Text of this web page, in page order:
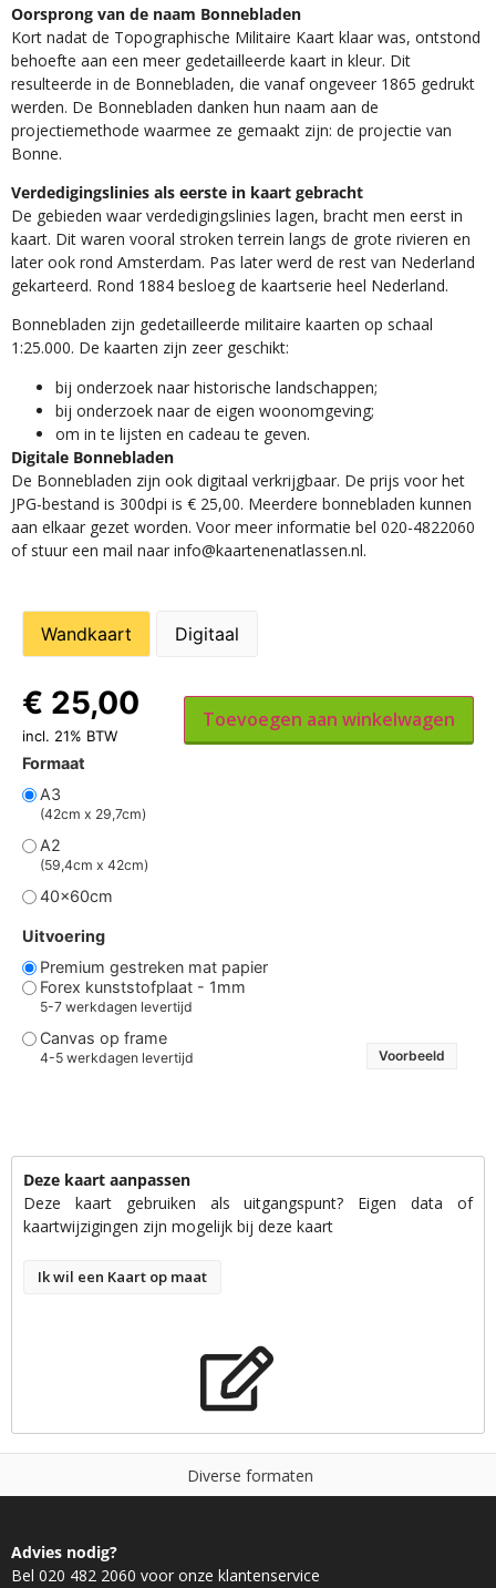
Oorsprong van de naam Bonnebladen
Kort nadat de Topographische Militaire Kaart klaar was, ontstond
behoefte aan een meer gedetailleerde kaart in kleur. Dit
resulteerde in de Bonnebladen, die vanaf ongeveer 1865 gedrukt
werden. De Bonnebladen danken hun naam aan de
projectiemethode waarmee ze gemaakt zijn: de projectie van
Bonne.
Verdedigingslinies als eerste in kaart gebracht
De gebieden waar verdedigingslinies lagen, bracht men eerst in
kaart. Dit waren vooral stroken terrein langs de grote rivieren en
later ook rond Amsterdam. Pas later werd de rest van Nederland
gekarteerd. Rond 1884 besloeg de kaartserie heel Nederland.
Bonnebladen zijn gedetailleerde militaire kaarten op schaal
1:25.000. De kaarten zijn zeer geschikt:​
​bij onderzoek naar historische landschappen;
bij onderzoek naar de eigen woonomgeving;
om in te lijsten en cadeau te geven.
Digitale Bonnebladen
De Bonnebladen zijn ook digitaal verkrijgbaar. De prijs voor het
JPG-bestand is 300dpi is € 25,00. Meerdere bonnebladen kunnen
aan elkaar gezet worden. Voor meer informatie bel 020-4822060
of stuur een mail naar info@kaartenenatlassen.nl.
Wandkaart Digitaal
Formaat
A3
(42cm x 29,7cm)
A2
(59,4cm x 42cm)
40x60cm
Uitvoering
Premium gestreken mat papier
Forex kunststofplaat - 1mm
5-7 werkdagen levertijd
Canvas op frame
4-5 werkdagen levertijd Voorbeeld
€ 25,00
incl. 21% BTW
Toevoegen aan winkelwagen
Deze kaart aanpassen
Deze kaart gebruiken als uitgangspunt? Eigen data of
kaartwijzigingen zijn mogelijk bij deze kaart
Ik wil een Kaart op maat
Diverse formaten
Advies nodig?
Bel 020 482 2060 voor onze klantenservice